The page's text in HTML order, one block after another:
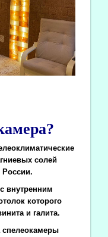
солей
России.
внутренним
которого
и галита.
спелеокамеры